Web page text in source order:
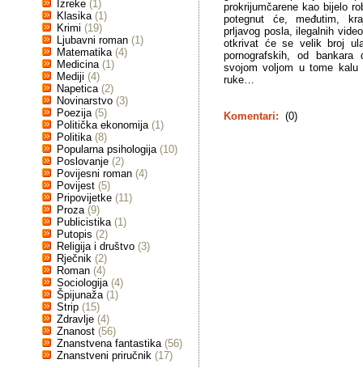
Izreke (1)
Klasika (1)
Krimi (19)
Ljubavni roman (1)
Matematika (4)
Medicina (1)
Mediji (4)
Napetica (2)
Novinarstvo (3)
Poezija (5)
Politička ekonomija (1)
Politika (8)
Popularna psihologija (10)
Poslovanje (2)
Povijesni roman (4)
Povijest (5)
Pripovijetke (11)
Proza (9)
Publicistika (1)
Putopis (2)
Religija i društvo (3)
Rječnik (2)
Roman (4)
Sociologija (4)
Špijunaža (1)
Strip (15)
Zdravlje (4)
Znanost (56)
Znanstvena fantastika (56)
Znanstveni priručnik (17)
prokrijumčarene kao bijelo
potegnut će, međutim,
prljavog posla, ilegalnih
otkrivat će se velik broj
pornografskih, od
svojom voljom u tome
ruke…
Komentari: (0)